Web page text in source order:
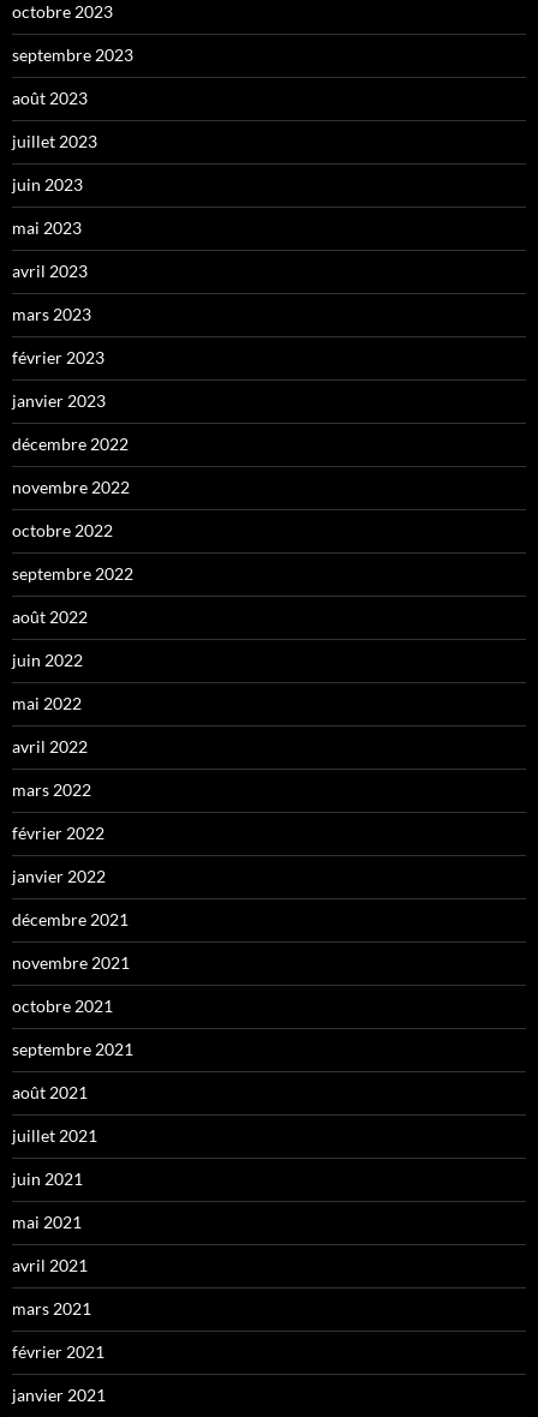
octobre 2023
septembre 2023
août 2023
juillet 2023
juin 2023
mai 2023
avril 2023
mars 2023
février 2023
janvier 2023
décembre 2022
novembre 2022
octobre 2022
septembre 2022
août 2022
juin 2022
mai 2022
avril 2022
mars 2022
février 2022
janvier 2022
décembre 2021
novembre 2021
octobre 2021
septembre 2021
août 2021
juillet 2021
juin 2021
mai 2021
avril 2021
mars 2021
février 2021
janvier 2021